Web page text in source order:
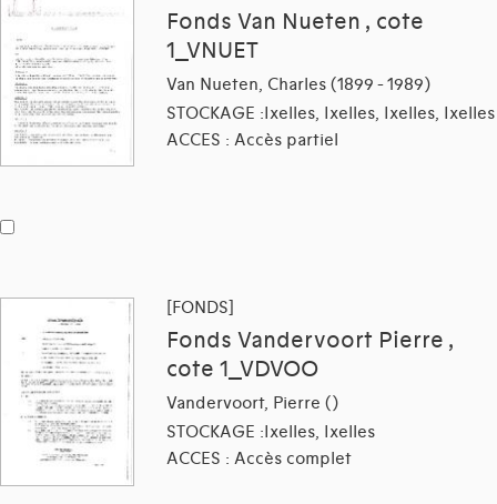
Fonds Van Nueten , cote
1_VNUET
Van Nueten, Charles (1899 - 1989)
STOCKAGE :Ixelles, Ixelles, Ixelles, Ixelles
ACCES : Accès partiel
[FONDS]
Fonds Vandervoort Pierre ,
cote 1_VDVOO
Vandervoort, Pierre ()
STOCKAGE :Ixelles, Ixelles
ACCES : Accès complet